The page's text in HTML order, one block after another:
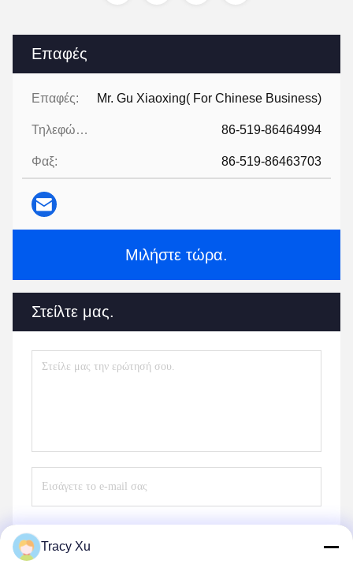
Επαφές
Επαφές: Mr. Gu Xiaoxing( For Chinese Business)
Τηλεφώνημα: 86-519-86464994
Φαξ: 86-519-86463703
Μιλήστε τώρα.
Στείλτε μας.
Tracy Xu